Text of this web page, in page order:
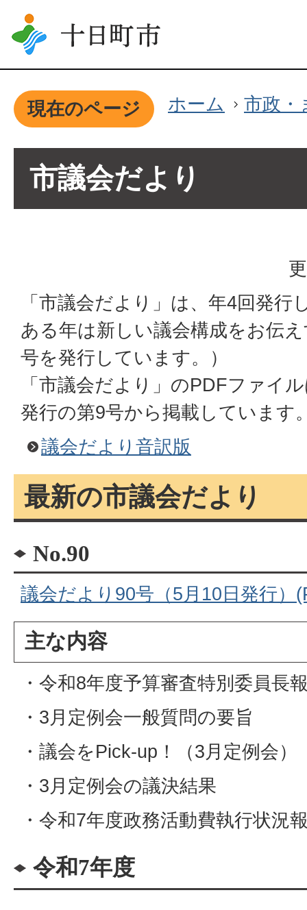
現在のページ ホーム 市政・
市議会だより
「市議会だより」は、年4回発行
ある年は新しい議会構成をお伝
号を発行しています。）
「市議会だより」のPDFファイ
発行の第9号から掲載しています
議会だより音訳版
最新の市議会だより
No.90
議会だより90号（5月10日発行）
主な内容
・令和8年度予算審査特別委員長
・3月定例会一般質問の要旨
・議会をPick-up！（3月定例会）
・3月定例会の議決結果
・令和7年度政務活動費執行状況
令和7年度